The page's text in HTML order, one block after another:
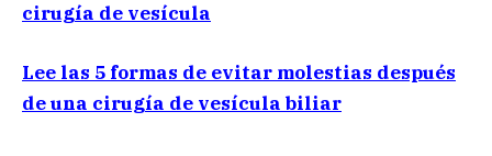
cirugía de vesícula
Lee las 5 formas de evitar molestias después
de una cirugía de vesícula biliar